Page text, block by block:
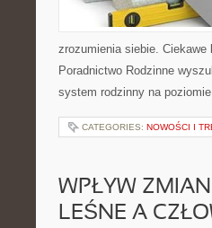
zrozumienia siebie.
Poradnictwo Rodzinne
system rodzinny na
CATEGORIES: NOWOŚCI I
WPŁYW
LEŚNE A